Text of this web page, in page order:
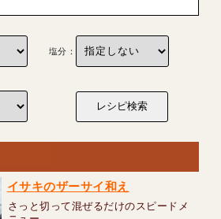
塩分：
イサキのザーサイ和え
さっと切って混ぜるだけのスピードメ